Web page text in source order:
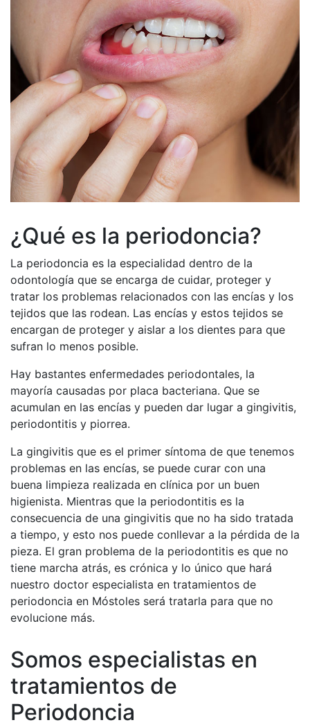
¿Qué es la periodoncia?
La periodoncia es la especialidad dentro de la
odontología que se encarga de cuidar, proteger y
tratar los problemas relacionados con las encías y los
tejidos que las rodean. Las encías y estos tejidos se
encargan de proteger y aislar a los dientes para que
sufran lo menos posible.
Hay bastantes enfermedades periodontales, la
mayoría causadas por placa bacteriana. Que se
acumulan en las encías y pueden dar lugar a gingivitis,
periodontitis y piorrea.
La gingivitis que es el primer síntoma de que tenemos
problemas en las encías, se puede curar con una
buena limpieza realizada en clínica por un buen
higienista. Mientras que la periodontitis es la
consecuencia de una gingivitis que no ha sido tratada
a tiempo, y esto nos puede conllevar a la pérdida de la
pieza. El gran problema de la periodontitis es que no
tiene marcha atrás, es crónica y lo único que hará
nuestro doctor especialista en tratamientos de
periodoncia en Móstoles será tratarla para que no
evolucione más.
Somos especialistas en
tratamientos de
Periodoncia